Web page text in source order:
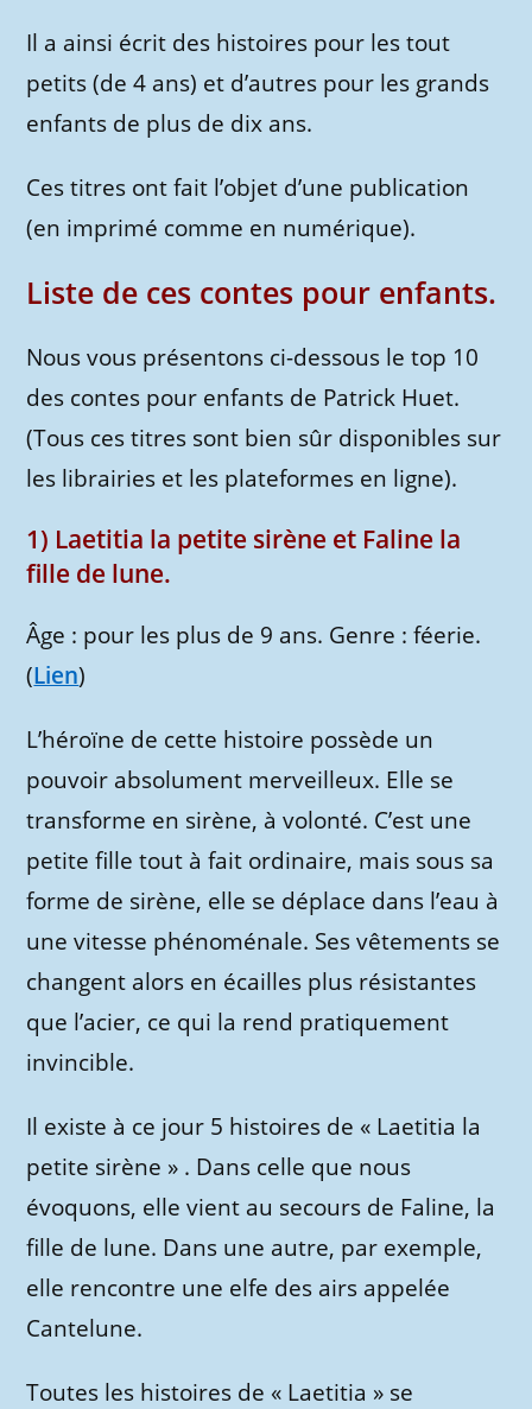
Il a ainsi écrit des histoires pour les tout
petits (de 4 ans) et d’autres pour les grands
enfants de plus de dix ans.
Ces titres ont fait l’objet d’une publication
(en imprimé comme en numérique).
Liste de ces contes pour enfants.
Nous vous présentons ci-dessous le top 10
des contes pour enfants de Patrick Huet.
(Tous ces titres sont bien sûr disponibles sur
les librairies et les plateformes en ligne).
1) Laetitia la petite sirène et Faline la
fille de lune.
Âge : pour les plus de 9 ans. Genre : féerie.
(Lien)
L’héroïne de cette histoire possède un
pouvoir absolument merveilleux. Elle se
transforme en sirène, à volonté. C’est une
petite fille tout à fait ordinaire, mais sous sa
forme de sirène, elle se déplace dans l’eau à
une vitesse phénoménale. Ses vêtements se
changent alors en écailles plus résistantes
que l’acier, ce qui la rend pratiquement
invincible.
Il existe à ce jour 5 histoires de « Laetitia la
petite sirène » . Dans celle que nous
évoquons, elle vient au secours de Faline, la
fille de lune. Dans une autre, par exemple,
elle rencontre une elfe des airs appelée
Cantelune.
Toutes les histoires de « Laetitia » se